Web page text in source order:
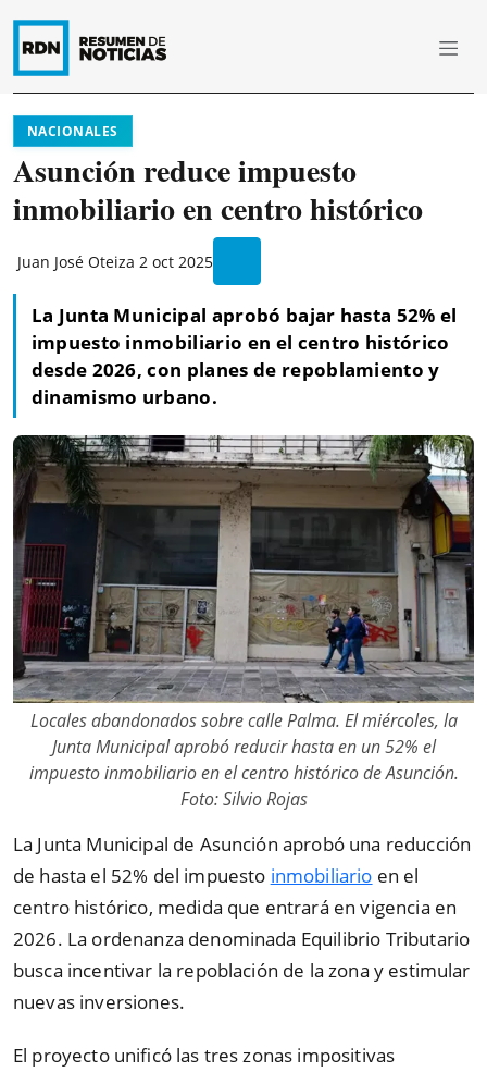
NACIONALES
Asunción reduce impuesto
inmobiliario en centro histórico
Juan José Oteiza 2 oct 2025
La Junta Municipal aprobó bajar hasta 52% el
impuesto inmobiliario en el centro histórico
desde 2026, con planes de repoblamiento y
dinamismo urbano.
Locales abandonados sobre calle Palma. El miércoles, la
Junta Municipal aprobó reducir hasta en un 52% el
impuesto inmobiliario en el centro histórico de Asunción.
Foto: Silvio Rojas
La Junta Municipal de Asunción aprobó una reducción
de hasta el 52% del impuesto inmobiliario en el
centro histórico, medida que entrará en vigencia en
2026. La ordenanza denominada Equilibrio Tributario
busca incentivar la repoblación de la zona y estimular
nuevas inversiones.
El proyecto unificó las tres zonas impositivas